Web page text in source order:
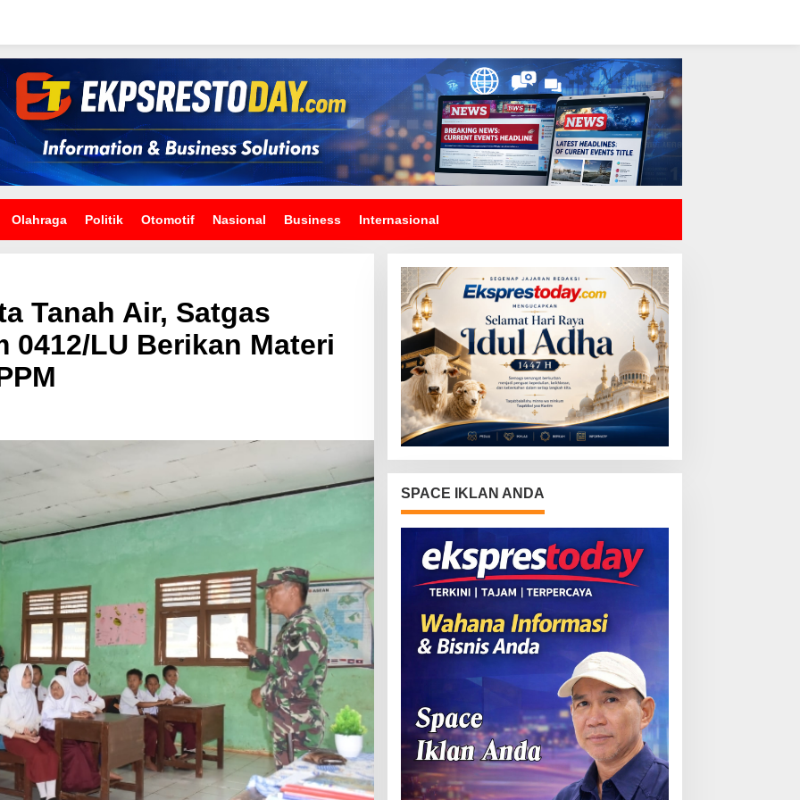
Olahraga Politik Otomotif Nasional Business Internasional
Tanah Air, Satgas
0412/LU Berikan Materi
SPACE IKLAN ANDA